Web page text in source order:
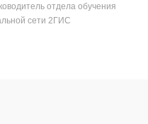
отдела обучения
сети 2ГИС